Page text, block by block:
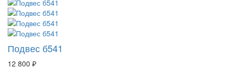
Подвес б541
12 800 ₽